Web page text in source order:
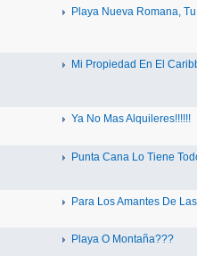
Playa Nueva Romana,
Mi Propiedad En El
Ya No Mas Alquileres!!!!!!
Punta Cana Lo Tiene
Para Los Amantes De
Playa O Montaña???